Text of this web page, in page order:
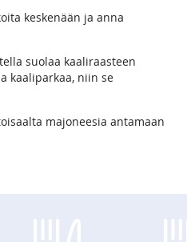
keskenään ja anna
suolaa kaaliraasteen
kaaliparkaa, niin se
majoneesia antamaan